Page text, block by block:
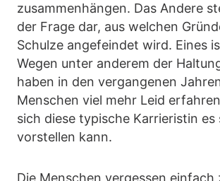
zusammenhängen. Das Andere
der Frage dar, aus welchen
Schulze angefeindet wird. Eines
Wegen unter anderem der
haben in den vergangenen
Menschen viel mehr Leid
sich diese typische Karrieristin es
vorstellen kann.
Die Menschen vergessen einfach